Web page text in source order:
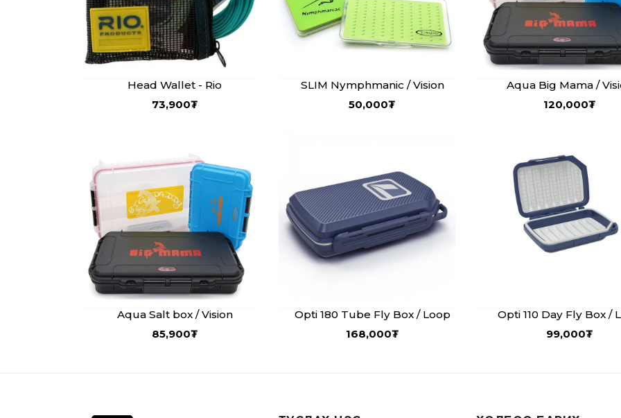
Head Wallet - Rio
73,900₮
SLIM Nymphmanic / Vision
50,000₮
Aqua Big Mama /
120,000₮
Aqua Salt box / Vision
85,900₮
Opti 180 Tube Fly Box / Loop
168,000₮
Opti 110 Day Fly Box /
99,000₮